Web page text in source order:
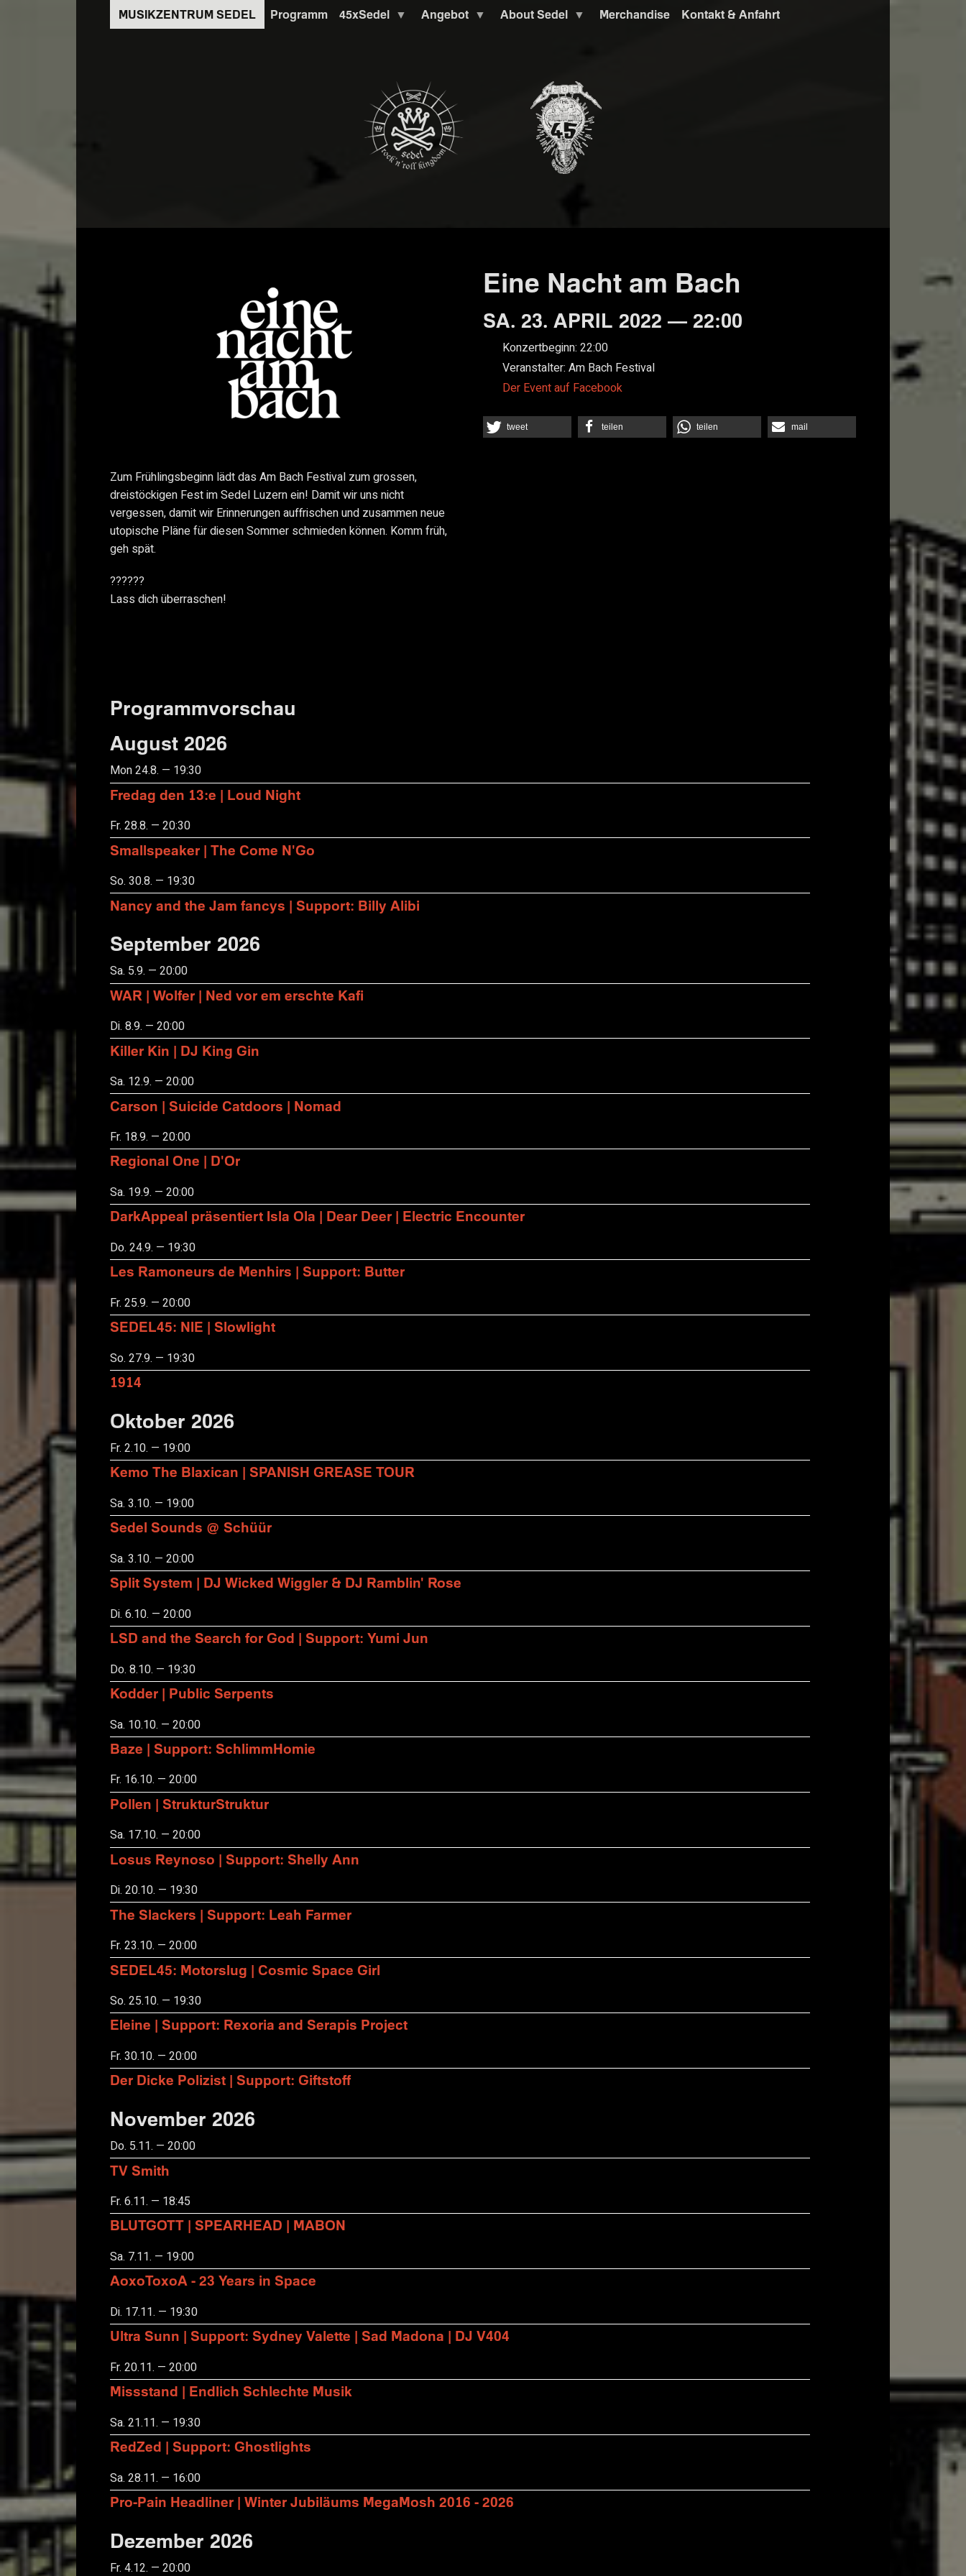
Programm 45xSedel Angebot About Sedel Merchandise Kontakt & Anfahrt
Eine Nacht am Bach
SA. 23. APRIL 2022 — 22:00
Konzertbeginn: 22:00
Veranstalter: Am Bach Festival
Der Event auf Facebook
tweet teilen teilen mail
Zum Frühlingsbeginn lädt das Am Bach Festival zum grossen,
dreistöckigen Fest im Sedel Luzern ein! Damit wir uns nicht
vergessen, damit wir Erinnerungen auffrischen und zusammen neue
utopische Pläne für diesen Sommer schmieden können. Komm früh,
geh spät.
??????
Lass dich überraschen!
Programmvorschau
August 2026
Mon 24.8. — 19:30
Fredag den 13:e | Loud Night
Fr. 28.8. — 20:30
Smallspeaker | The Come N'Go
So. 30.8. — 19:30
Nancy and the Jam fancys | Support: Billy Alibi
September 2026
Sa. 5.9. — 20:00
WAR | Wolfer | Ned vor em erschte Kafi
Di. 8.9. — 20:00
Killer Kin | DJ King Gin
Sa. 12.9. — 20:00
Carson | Suicide Catdoors | Nomad
Fr. 18.9. — 20:00
Regional One | D'Or
Sa. 19.9. — 20:00
DarkAppeal präsentiert Isla Ola | Dear Deer | Electric Encounter
Do. 24.9. — 19:30
Les Ramoneurs de Menhirs | Support: Butter
Fr. 25.9. — 20:00
SEDEL45: NIE | Slowlight
So. 27.9. — 19:30
1914
Oktober 2026
Fr. 2.10. — 19:00
Kemo The Blaxican | SPANISH GREASE TOUR
Sa. 3.10. — 19:00
Sedel Sounds @ Schüür
Sa. 3.10. — 20:00
Split System | DJ Wicked Wiggler & DJ Ramblin' Rose
Di. 6.10. — 20:00
LSD and the Search for God | Support: Yumi Jun
Do. 8.10. — 19:30
Kodder | Public Serpents
Sa. 10.10. — 20:00
Baze | Support: SchlimmHomie
Fr. 16.10. — 20:00
Pollen | StrukturStruktur
Sa. 17.10. — 20:00
Losus Reynoso | Support: Shelly Ann
Di. 20.10. — 19:30
The Slackers | Support: Leah Farmer
Fr. 23.10. — 20:00
SEDEL45: Motorslug | Cosmic Space Girl
So. 25.10. — 19:30
Eleine | Support: Rexoria and Serapis Project
Fr. 30.10. — 20:00
Der Dicke Polizist | Support: Giftstoff
November 2026
Do. 5.11. — 20:00
TV Smith
Fr. 6.11. — 18:45
BLUTGOTT | SPEARHEAD | MABON
Sa. 7.11. — 19:00
AoxoToxoA - 23 Years in Space
Di. 17.11. — 19:30
Ultra Sunn | Support: Sydney Valette | Sad Madona | DJ V404
Fr. 20.11. — 20:00
Missstand | Endlich Schlechte Musik
Sa. 21.11. — 19:30
RedZed | Support: Ghostlights
Sa. 28.11. — 16:00
Pro-Pain Headliner | Winter Jubiläums MegaMosh 2016 - 2026
Dezember 2026
Fr. 4.12. — 20:00